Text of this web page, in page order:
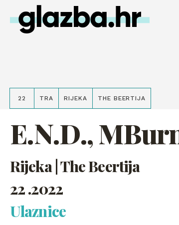
22 TRA RIJEKA THE BEERTIJA
E.N.D.,
Rijeka | The Beertija
22 .2022
Ulaznice